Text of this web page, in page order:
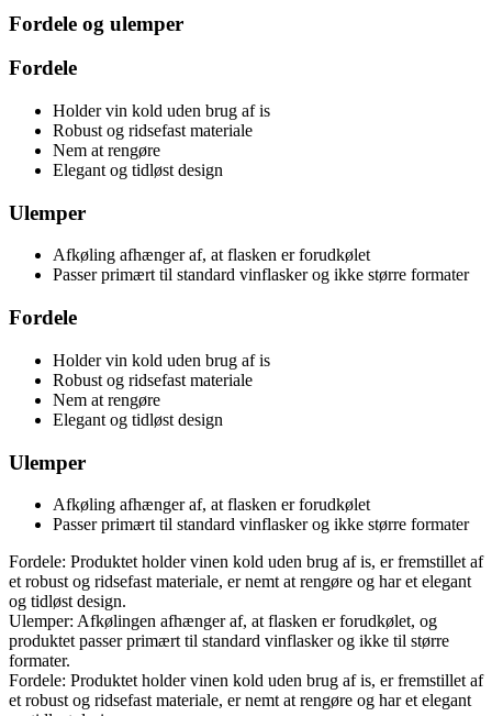
Fordele og ulemper
Fordele
Holder vin kold uden brug af is
Robust og ridsefast materiale
Nem at rengøre
Elegant og tidløst design
Ulemper
Afkøling afhænger af, at flasken er forudkølet
Passer primært til standard vinflasker og ikke større formater
Fordele
Holder vin kold uden brug af is
Robust og ridsefast materiale
Nem at rengøre
Elegant og tidløst design
Ulemper
Afkøling afhænger af, at flasken er forudkølet
Passer primært til standard vinflasker og ikke større formater
Fordele: Produktet holder vinen kold uden brug af is, er fremstillet af
et robust og ridsefast materiale, er nemt at rengøre og har et elegant
og tidløst design.
Ulemper: Afkølingen afhænger af, at flasken er forudkølet, og
produktet passer primært til standard vinflasker og ikke til større
formater.
Fordele: Produktet holder vinen kold uden brug af is, er fremstillet af
et robust og ridsefast materiale, er nemt at rengøre og har et elegant